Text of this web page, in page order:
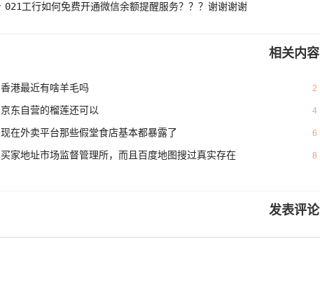
021工行如何免费开通微信余额提醒服务？？？谢谢谢谢
相关内容
香港最近有啥羊毛吗 2
京东自营的榴莲还可以 4
现在外卖平台那些假堂食店基本都暴露了 6
买家地址市场监督管理所，而且百度地图搜过真实存在 8
发表评论